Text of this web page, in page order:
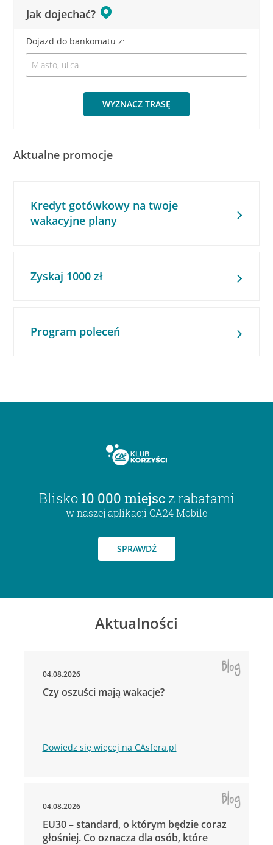
Jak dojechać?
Dojazd do bankomatu z:
WYZNACZ TRASĘ
Aktualne promocje
Kredyt gotówkowy na twoje
wakacyjne plany
Zyskaj 1000 zł
Program poleceń
Blisko 10 000 miejsc z rabatami
w naszej aplikacji CA24 Mobile
SPRAWDŹ
Aktualności
04.08.2026
Czy oszuści mają wakacje?
Dowiedz się więcej na CAsfera.pl
04.08.2026
EU30 – standard, o którym będzie coraz
głośniej. Co oznacza dla osób, które